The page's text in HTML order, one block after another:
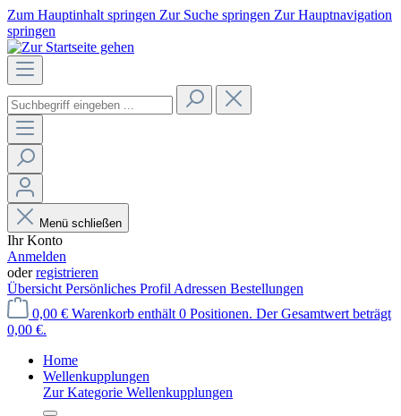
Zum Hauptinhalt springen Zur Suche springen Zur Hauptnavigation
springen
Menü schließen
Ihr Konto
Anmelden
oderregistrieren
Übersicht Persönliches Profil Adressen Bestellungen
0,00 € Warenkorb enthält 0 Positionen. Der Gesamtwert beträgt
0,00 €.
Home
Wellenkupplungen
Zur Kategorie Wellenkupplungen